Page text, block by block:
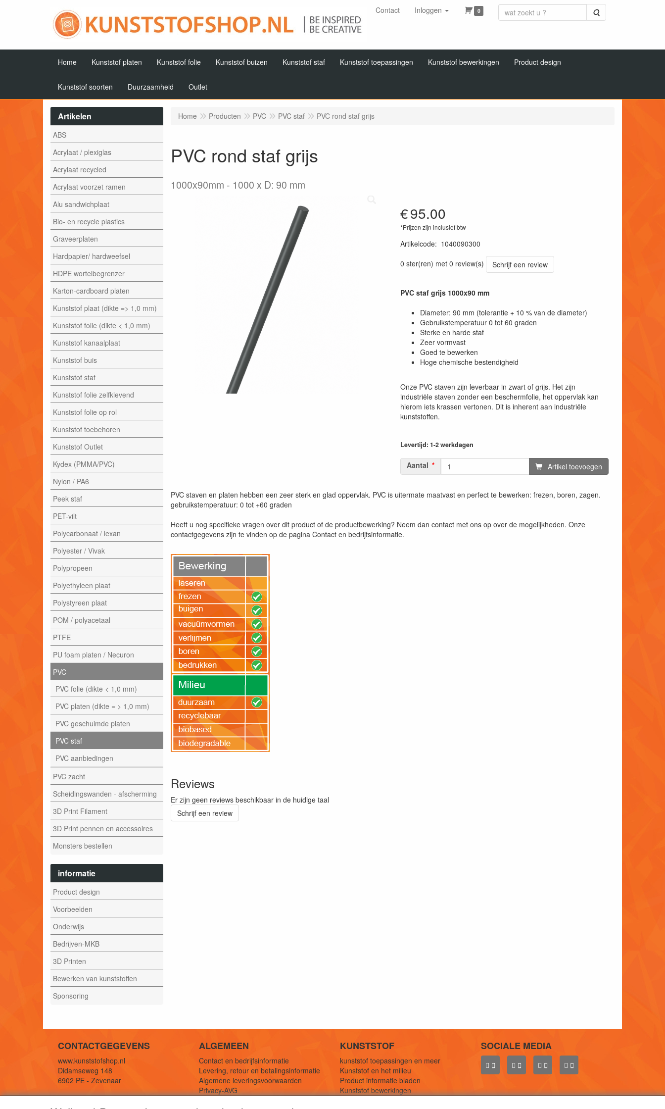
Contact Inloggen 0 Zoeken
Home Kunststof platen Kunststof folie Kunststof buizen Kunststof staf Kunststof toepassingen Kunststof bewerkingen Product design
Kunststof soorten Duurzaamheid Outlet
Artikelen
ABS
Acrylaat / plexiglas
Acrylaat recycled
Acrylaat voorzet ramen
Alu sandwichplaat
Bio- en recycle plastics
Graveerplaten
Hardpapier/ hardweefsel
HDPE wortelbegrenzer
Karton-cardboard platen
Kunststof plaat (dikte => 1,0 mm)
Kunststof folie (dikte < 1,0 mm)
Kunststof kanaalplaat
Kunststof buis
Kunststof staf
Kunststof folie zelfklevend
Kunststof folie op rol
Kunststof toebehoren
Kunststof Outlet
Kydex (PMMA/PVC)
Nylon / PA6
Peek staf
PET-vilt
Polycarbonaat / lexan
Polyester / Vivak
Polypropeen
Polyethyleen plaat
Polystyreen plaat
POM / polyacetaal
PTFE
PU foam platen / Necuron
PVC
PVC folie (dikte < 1,0 mm)
PVC platen (dikte = > 1,0 mm)
PVC geschuimde platen
PVC staf
PVC aanbiedingen
PVC zacht
Scheidingswanden - afscherming
3D Print Filament
3D Print pennen en accessoires
Monsters bestellen
informatie
Product design
Voorbeelden
Onderwijs
Bedrijven-MKB
3D Printen
Bewerken van kunststoffen
Sponsoring
Home Producten PVC PVC staf PVC rond staf grijs
PVC rond staf grijs
1000x90mm 1000 x D: 90 mm
€95.00
*Prijzen zijn inclusief btw
Artikelcode: 1040090300
0 ster(ren) met 0 review(s)
Schrijf een review
PVC staf grijs 1000x90 mm
Diameter: 90 mm (tolerantie + 10 % van de diameter)
Gebruikstemperatuur 0 tot 60 graden
Sterke en harde staf
Zeer vormvast
Goed te bewerken
Hoge chemische bestendigheid
Onze PVC staven zijn leverbaar in zwart of grijs. Het zijn
industriële staven zonder een beschermfolie, het oppervlak kan
hierom iets krassen vertonen. Dit is inherent aan industriële
kunststoffen.
Levertijd: 1-2 werkdagen
Aantal Artikel toevoegen
PVC staven en platen hebben een zeer sterk en glad oppervlak. PVC is uitermate maatvast en perfect te bewerken: frezen, boren, zagen.
gebruikstemperatuur: 0 tot +60 graden
Heeft u nog specifieke vragen over dit product of de productbewerking? Neem dan contact met ons op over de mogelijkheden. Onze
contactgegevens zijn te vinden op de pagina Contact en bedrijfsinformatie.
Reviews
Er zijn geen reviews beschikbaar in de huidige taal
Schrijf een review
CONTACTGEGEVENS
www.kunststofshop.nl
Didamseweg 148
6902 PE - Zevenaar
ALGEMEEN
Contact en bedrijfsinformatie
Levering, retour en betalingsinformatie
Algemene leveringsvoorwaarden
Privacy-AVG
KUNSTSTOF
kunststof toepassingen en meer
Kunststof en het milieu
Product informatie bladen
Kunststof bewerkingen
SOCIALE MEDIA